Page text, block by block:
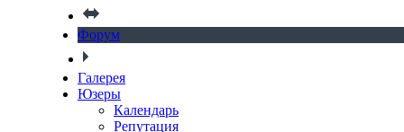
Форум
Галерея
Юзеры
Календарь
Репутация